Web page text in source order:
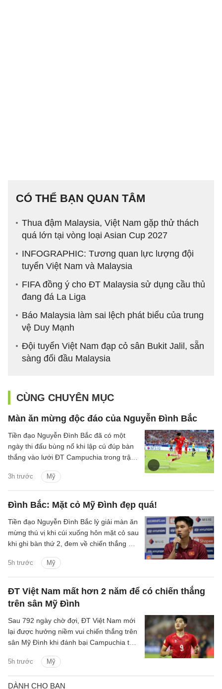
CÓ THỂ BẠN QUAN TÂM
Thua đậm Malaysia, Việt Nam gặp thử thách
quá lớn tại vòng loại Asian Cup 2027
INFOGRAPHIC: Tương quan lực lượng đội
tuyển Việt Nam và Malaysia
FIFA đồng ý cho ĐT Malaysia sử dụng cầu thủ
đang đá La Liga
Báo Malaysia làm sai lệch phát biểu của trung
vệ Duy Mạnh
Đội tuyển Việt Nam đạp cỏ sân Bukit Jalil, sẵn
sàng đối đầu Malaysia
CÙNG CHUYÊN MỤC
Màn ăn mừng độc đáo của Nguyễn Đình Bắc
3h trước Mỹ
Tiền đạo Nguyễn Đình Bắc đã có một
ngày thi đấu bùng nổ khi lập cú đúp bàn
thắng vào lưới ĐT Campuchia trong trận
Đình tối 7/8.
Đình Bắc: Mặt cỏ Mỹ Đình đẹp quá!
5h trước Mỹ
Tiền đạo Nguyễn Đình Bắc lý giải màn ăn
mừng thú vị khi cúi xuống hôn mặt cỏ sau
khi ghi bàn thứ 2, đem về chiến thắng 3-1
ĐT Việt Nam mất hơn 2 năm để có chiến thắng
trên sân Mỹ Đình
5h trước Mỹ
Sau 792 ngày chờ đợi, ĐT Việt Nam mới
lại được hưởng niềm vui chiến thắng trên
sân Mỹ Đình khi đánh bại Campuchia tỷ
Cup 2026.